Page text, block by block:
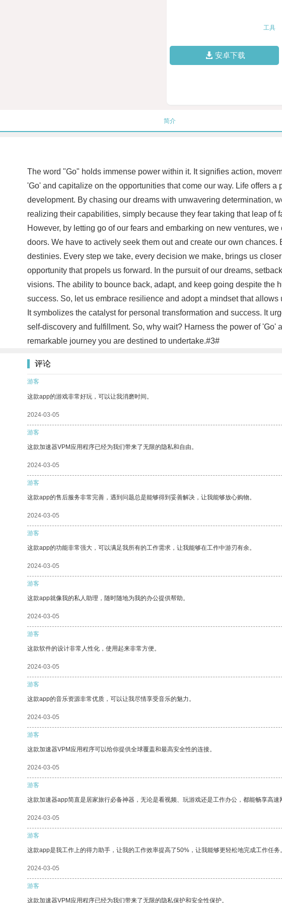
工具
安卓下载
简介
The word "Go" holds immense power within it. It signifies action,
'Go' and capitalize on the opportunities that come our way. Life offers
development. By chasing our dreams with unwavering determination,
realizing their capabilities, simply because they fear taking that leap of
However, by letting go of our fears and embarking on new ventures,
doors. We have to actively seek them out and create our own
destinies. Every step we take, every decision we make, brings us
opportunity that propels us forward. In the pursuit of our dreams,
visions. The ability to bounce back, adapt, and keep going despite the
success. So, let us embrace resilience and adopt a mindset that
It symbolizes the catalyst for personal transformation and success. It
self-discovery and fulfillment. So, why wait? Harness the power of
remarkable journey you are destined to undertake.#3#
评论
游客
这款app的游戏非常好玩，可以让我消磨时间。
2024-03-05
游客
这款加速器VPM应用程序已经为我们带来了无限的隐私和自由。
2024-03-05
游客
这款app的售后服务非常完善，遇到问题总是能够得到妥善解决，让我能够放心购物。
2024-03-05
游客
这款app的功能非常强大，可以满足我所有的工作需求，让我能够在工作中游刃有余。
2024-03-05
游客
这款app就像我的私人助理，随时随地为我的办公提供帮助。
2024-03-05
游客
这款软件的设计非常人性化，使用起来非常方便。
2024-03-05
游客
这款app的音乐资源非常优质，可以让我尽情享受音乐的魅力。
2024-03-05
游客
这款加速器VPM应用程序可以给你提供全球覆盖和最高安全性的连接。
2024-03-05
游客
这款加速器app简直是居家旅行必备神器，无论是看视频、玩游戏还是工作办公，都能畅享高
2024-03-05
游客
这款app是我工作上的得力助手，让我的工作效率提高了50%，让我能够更轻松地完成工作任务。
2024-03-05
游客
这款加速器VPM应用程序已经为我们带来了无限的隐私保护和安全性保护。